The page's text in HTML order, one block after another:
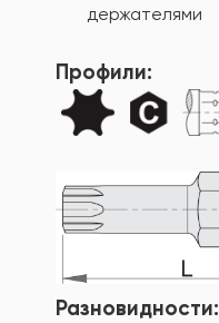
держателями
Профили:
Разновидности: